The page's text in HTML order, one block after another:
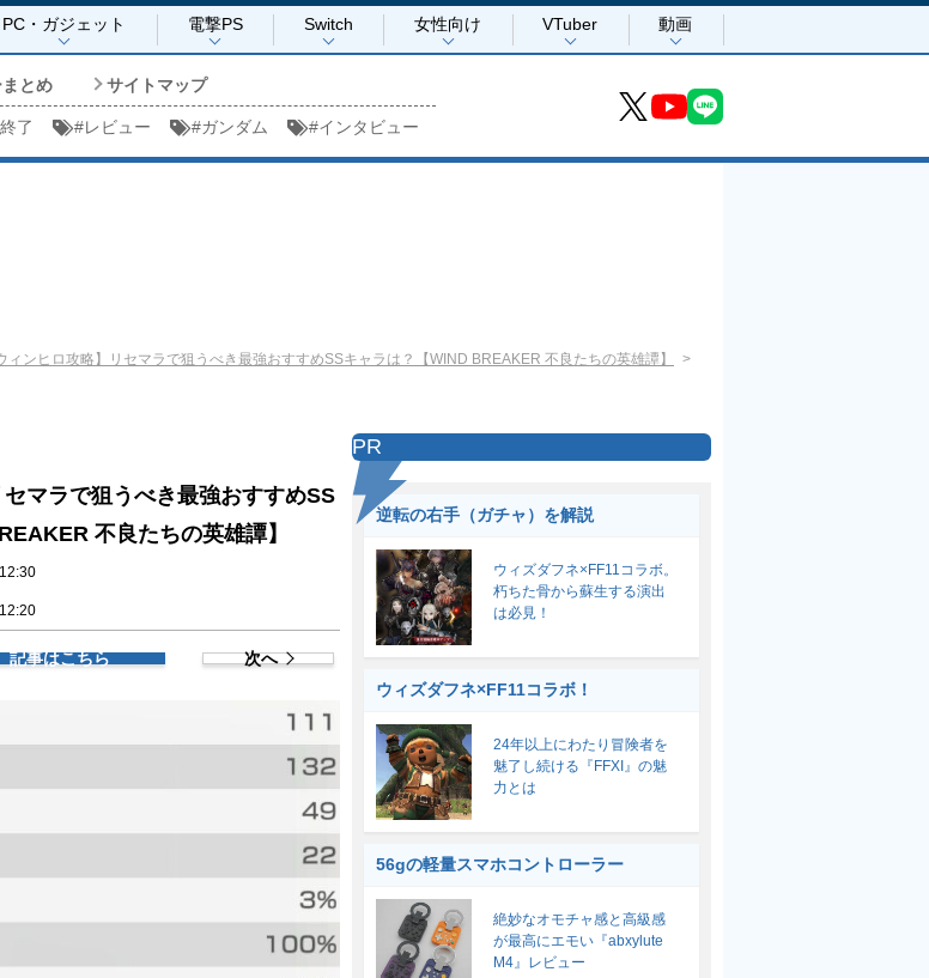
PC・ガジェット 電撃PS Switch 女性向け VTuber 動画
とめ サイトマップ
了 #レビュー #ガンダム #インタビュー
ィンヒロ攻略】リセマラで狙うべき最強おすすめSSキャラは？【WIND BREAKER 不良たちの英雄譚】
セマラで狙うべき最強おすすめSS
不良たちの英雄譚】
記事はこちら 次へ
PR
逆転の右手（ガチャ）を解説
ウィズダフネ×FF11コラボ。
朽ちた骨から蘇生する演出
は必見！
ウィズダフネ×FF11コラボ！
24年以上にわたり冒険者を
魅了し続ける『FFXI』の魅
力とは
56gの軽量スマホコントローラー
絶妙なオモチャ感と高級感
が最高にエモい『abxylute
M4』レビュー